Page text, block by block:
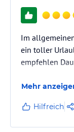
Im
ein toller
empfehlen
Mehr
Hilfreich